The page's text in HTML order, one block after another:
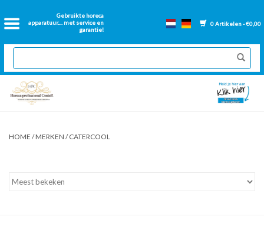
Gebruikte horeca
apparatuur.... met service en
garantie!
0 Artikelen - €0,00
Home
2dehands Horeca
Nieuwe apparatuur
Onderdelen bakwanden
HOME /MERKEN /CATERCOOL